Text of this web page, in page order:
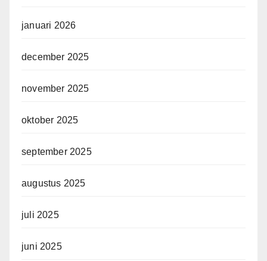
januari 2026
december 2025
november 2025
oktober 2025
september 2025
augustus 2025
juli 2025
juni 2025